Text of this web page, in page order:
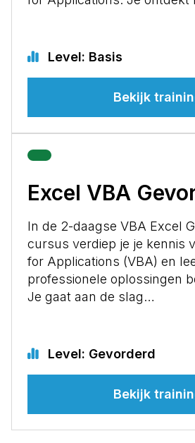
Level: Basis
Bekijk
Excel VBA
In de 2-daagse VBA Excel
cursus verdiep je je kennis
for Applications (VBA) en
professionele oplossingen
Je gaat aan de slag…
Level: Gevorderd
Bekijk